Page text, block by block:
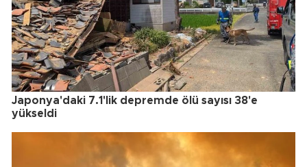
Japonya'daki 7.1'lik depremde ölü sayısı 38'e
yükseldi